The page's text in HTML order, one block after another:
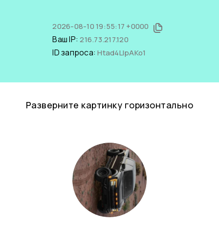
2026-08-10 19:55:17 +0000
Ваш IP:216.73.217.120
ID запроса:Htad4LIpAKo1
Разверните картинку горизонтально